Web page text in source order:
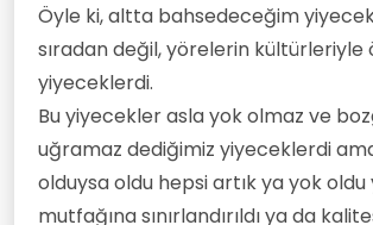
Öyle ki, altta bahsedeceğim
sıradan değil, yörelerin kültürleriyle
yiyeceklerdi.
Bu yiyecekler asla yok olmaz ve
uğramaz dediğimiz yiyeceklerdi
olduysa oldu hepsi artık ya yok oldu
mutfağına sınırlandırıldı ya da